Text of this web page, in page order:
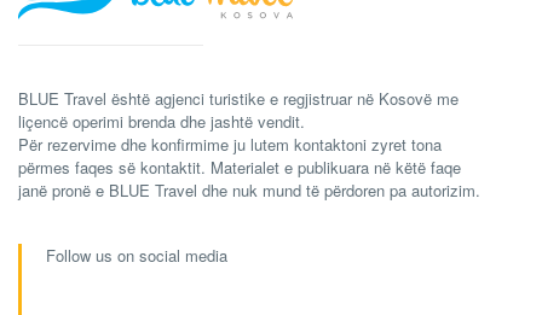
BLUE Travel është agjenci turistike e regjistruar në Kosovë me
liçencë operimi brenda dhe jashtë vendit.
Për rezervime dhe konfirmime ju lutem kontaktoni zyret tona
përmes faqes së kontaktit. Materialet e publikuara në këtë faqe
janë pronë e BLUE Travel dhe nuk mund të përdoren pa autorizim.
Follow us on social media